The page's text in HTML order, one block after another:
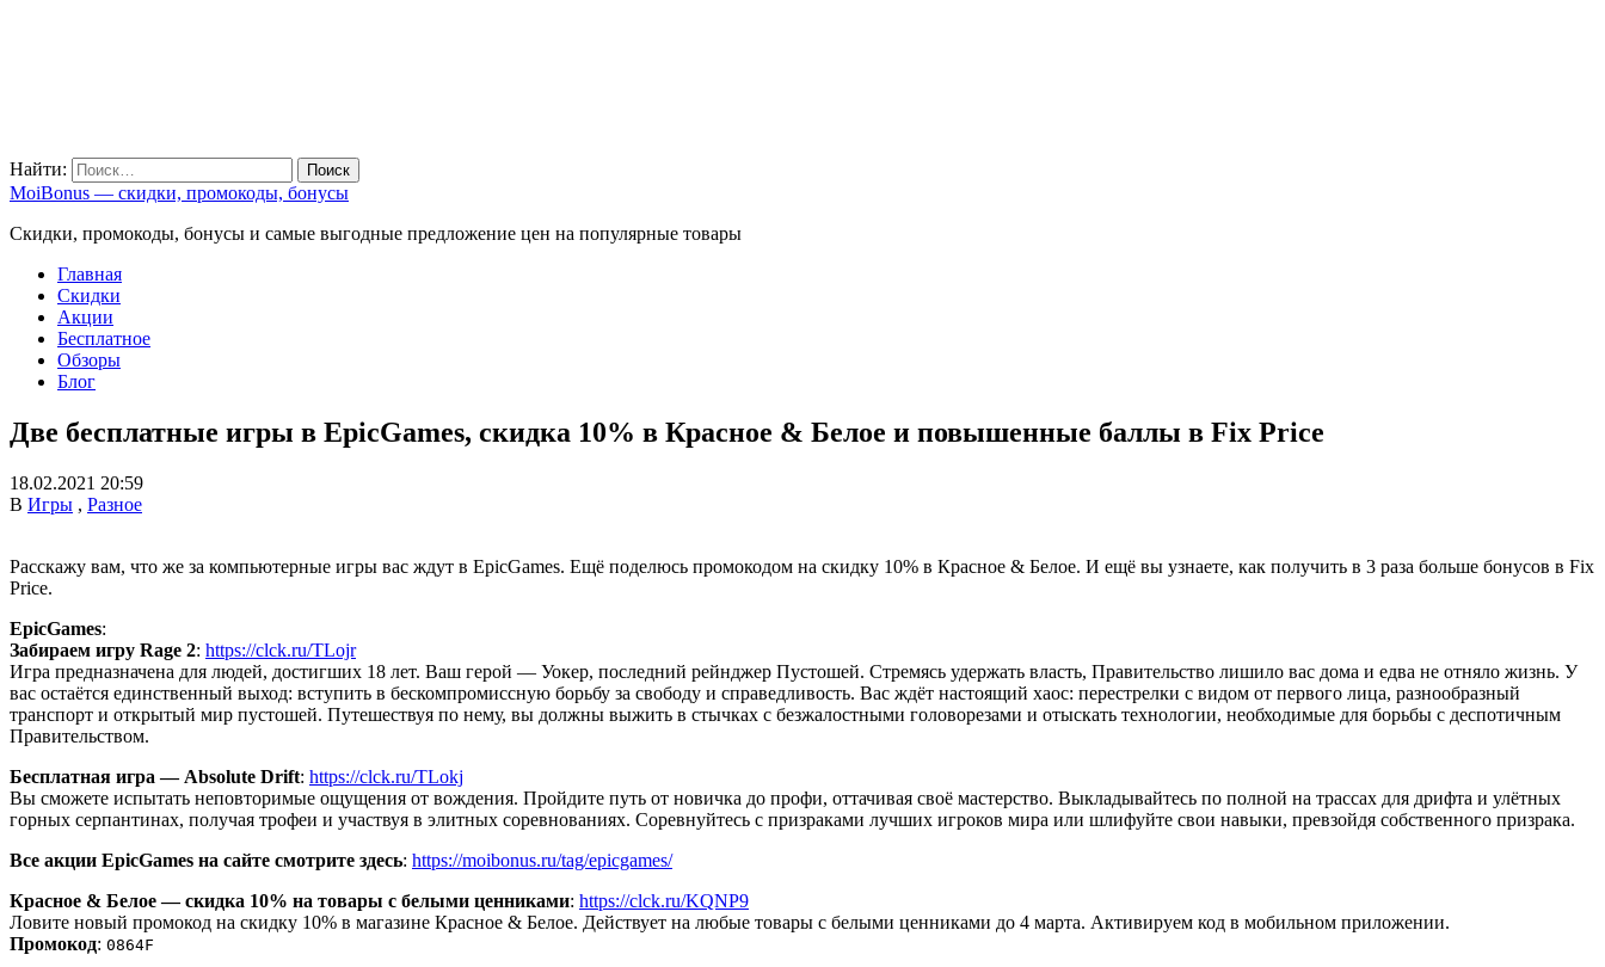
Найти:
MoiBonus — скидки, промокоды, бонусы
Скидки, промокоды, бонусы и самые выгодные предложение цен на популярные товары
Главная
Скидки
Акции
Бесплатное
Обзоры
Блог
Две бесплатные игры в EpicGames, скидка 10% в Красное & Белое и повышенные баллы в Fix Price
18.02.2021 20:59
В Игры , Разное
Расскажу вам, что же за компьютерные игры вас ждут в EpicGames. Ещё поделюсь промокодом на скидку 10% в Красное & Белое. И ещё вы узнаете, как получить в 3 раза больше бонусов в Fix
Price.
EpicGames:
Забираем игру Rage 2: https://clck.ru/TLojr
Игра предназначена для людей, достигших 18 лет. Ваш герой — Уокер, последний рейнджер Пустошей. Стремясь удержать власть, Правительство лишило вас дома и едва не отняло жизнь. У
вас остаётся единственный выход: вступить в бескомпромиссную борьбу за свободу и справедливость. Вас ждёт настоящий хаос: перестрелки с видом от первого лица, разнообразный
транспорт и открытый мир пустошей. Путешествуя по нему, вы должны выжить в стычках с безжалостными головорезами и отыскать технологии, необходимые для борьбы с деспотичным
Правительством.
Бесплатная игра — Absolute Drift: https://clck.ru/TLokj
Вы сможете испытать неповторимые ощущения от вождения. Пройдите путь от новичка до профи, оттачивая своё мастерство. Выкладывайтесь по полной на трассах для дрифта и улётных
горных серпантинах, получая трофеи и участвуя в элитных соревнованиях. Соревнуйтесь с призраками лучших игроков мира или шлифуйте свои навыки, превзойдя собственного призрака.
Все акции EpicGames на сайте смотрите здесь: https://moibonus.ru/tag/epicgames/
Красное & Белое — скидка 10% на товары с белыми ценниками: https://clck.ru/KQNP9
Ловите новый промокод на скидку 10% в магазине Красное & Белое. Действует на любые товары с белыми ценниками до 4 марта. Активируем код в мобильном приложении.
Промокод: 0864F